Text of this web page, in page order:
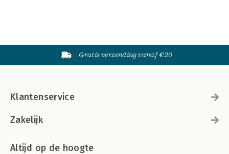
Gratis verzending vanaf €20
Klantenservice
Zakelijk
Altijd op de hoogte